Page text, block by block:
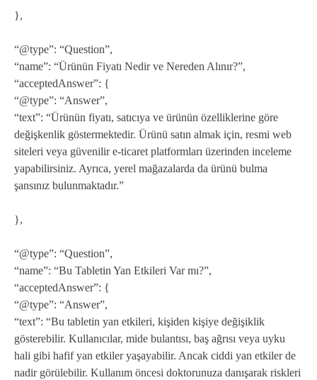
},
“@type”: “Question”,
“name”: “Ürünün Fiyatı Nedir ve Nereden Alınır?”,
“acceptedAnswer”: {
“@type”: “Answer”,
“text”: “Ürünün fiyatı, satıcıya ve ürünün özelliklerine göre
değişkenlik göstermektedir. Ürünü satın almak için, resmi web
siteleri veya güvenilir e-ticaret platformları üzerinden inceleme
yapabilirsiniz. Ayrıca, yerel mağazalarda da ürünü bulma
şansınız bulunmaktadır.”
},
“@type”: “Question”,
“name”: “Bu Tabletin Yan Etkileri Var mı?”,
“acceptedAnswer”: {
“@type”: “Answer”,
“text”: “Bu tabletin yan etkileri, kişiden kişiye değişiklik
gösterebilir. Kullanıcılar, mide bulantısı, baş ağrısı veya uyku
hali gibi hafif yan etkiler yaşayabilir. Ancak ciddi yan etkiler de
nadir görülebilir. Kullanım öncesi doktorunuza danışarak riskleri